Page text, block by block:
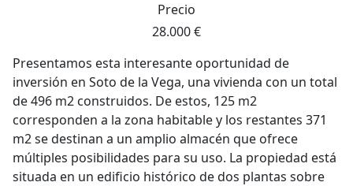
Precio
28.000 €
Presentamos esta interesante oportunidad de
inversión en Soto de la Vega, una vivienda con un total
de 496 m2 construidos. De estos, 125 m2
corresponden a la zona habitable y los restantes 371
m2 se destinan a un amplio almacén que ofrece
múltiples posibilidades para su uso. La propiedad está
situada en un edificio histórico de dos plantas sobre